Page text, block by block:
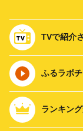
TVで紹介
ふるラボ
ランキン